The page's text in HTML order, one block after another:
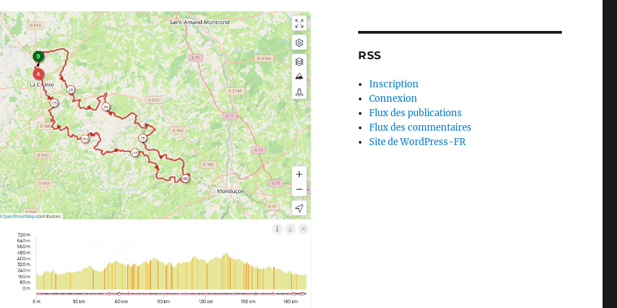
RSS
Inscription
Connexion
Flux des publications
Flux des commentaires
Site de WordPress-FR